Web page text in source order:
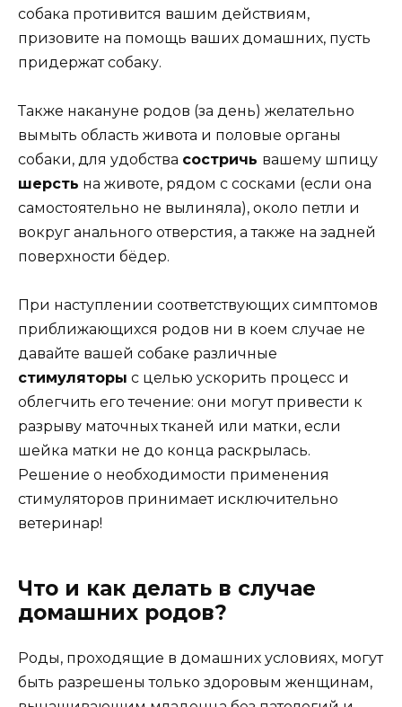
собака противится вашим действиям,
призовите на помощь ваших домашних, пусть
придержат собаку.
Также накануне родов (за день) желательно
вымыть область живота и половые органы
собаки, для удобства состричь вашему шпицу
шерсть на животе, рядом с сосками (если она
самостоятельно не вылиняла), около петли и
вокруг анального отверстия, а также на задней
поверхности бёдер.
При наступлении соответствующих симптомов
приближающихся родов ни в коем случае не
давайте вашей собаке различные
стимуляторы с целью ускорить процесс и
облегчить его течение: они могут привести к
разрыву маточных тканей или матки, если
шейка матки не до конца раскрылась.
Решение о необходимости применения
стимуляторов принимает исключительно
ветеринар!
Что и как делать в случае
домашних родов?
Роды, проходящие в домашних условиях, могут
быть разрешены только здоровым женщинам,